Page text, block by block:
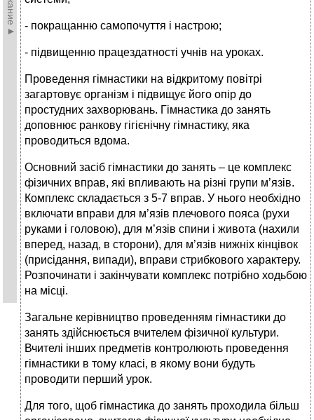
- покращанню самопочуття і настрою;
- підвищенню працездатності учнів на уроках.
Проведення гімнастики на відкритому повітрі
загартовує організм і підвищує його опір до
простудних захворювань. Гімнастика до занять
доповнює ранкову гігієнічну гімнастику, яка
проводиться вдома.
Основний засіб гімнастики до занять – це комплекс
фізичних вправ, які впливають на різні групи м’язів.
Комплекс складається з 5-7 вправ. У нього необхідно
включати вправи для м’язів плечового пояса (рухи
руками і головою), для м’язів спини і живота (нахили
вперед, назад, в сторони), для м’язів нижніх кінцівок
(присідання, випади), вправи стрибкового характеру.
Розпочинати і закінчувати комплекс потрібно ходьбою
на місці.
Загальне керівництво проведенням гімнастики до
занять здійснюється вчителем фізичної культури.
Вчителі інших предметів контролюють проведення
гімнастики в тому класі, в якому вони будуть
проводити перший урок.
Для того, щоб гімнастика до занять проходила більш